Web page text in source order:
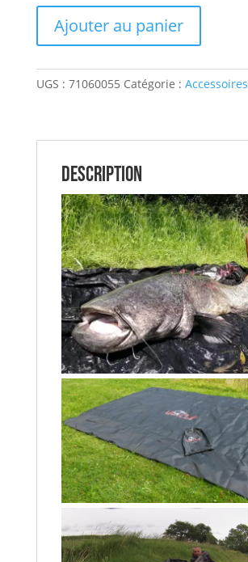
bache
de
protection
Ajouter au panier
UGS : 71060055 Catégorie : Accessoires
Description